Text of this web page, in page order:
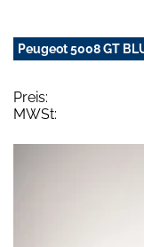
Peugeot 5008 GT
Preis:
MWSt: